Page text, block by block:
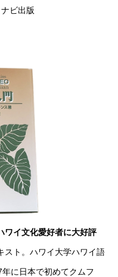
ビ出版
ワイ文化愛好者に大好評
スト。ハワイ大学ハワイ語
に日本で初めてクムフ